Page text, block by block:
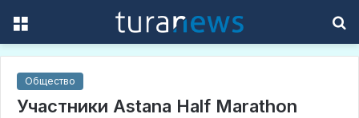
Общество
Участники Astana Half Marathon